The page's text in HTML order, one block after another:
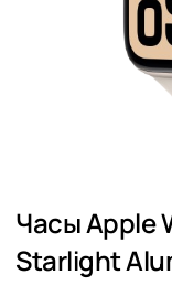
Часы Apple
Starlight